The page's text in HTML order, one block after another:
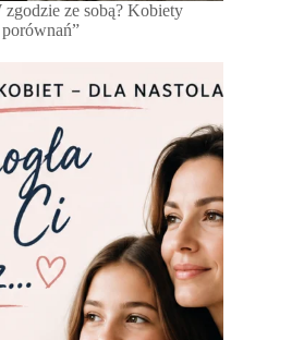
zgodzie ze sobą? Kobiety